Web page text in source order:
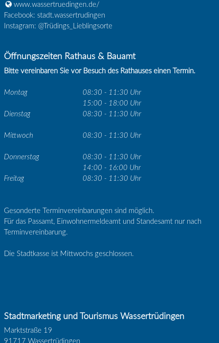
www.wassertruedingen.de/
Facebook: stadt.wassertrudingen
Instagram: @Trüdings_Lieblingsorte
Öffnungszeiten Rathaus & Bauamt
Bitte vereinbaren Sie vor Besuch des Rathauses einen Termin.
Montag
08:30 - 11:30 Uhr
15:00 - 18:00 Uhr
Dienstag
08:30 - 11:30 Uhr
Mittwoch 08:30 - 11:30 Uhr
Donnerstag
08:30 - 11:30 Uhr
14:00 - 16:00 Uhr
Freitag
08:30 - 11:30 Uhr
Gesonderte Terminvereinbarungen sind möglich.
Für das Passamt, Einwohnermeldeamt und Standesamt nur nach
Terminvereinbarung.
Die Stadtkasse ist Mittwochs geschlossen.
Stadtmarketing und Tourismus Wassertrüdingen
Marktstraße 19
91717 Wassertrüdingen